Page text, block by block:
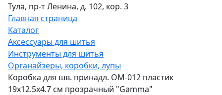
Тула, пр-т Ленина, д. 102, кор. 3
Главная страница
Каталог
Аксессуары для шитья
Инструменты для шитья
Органайзеры, коробки, лупы
Коробка для шв. принадл. OM-012 пластик
19x12.5x4.7 см прозрачный "Gamma"